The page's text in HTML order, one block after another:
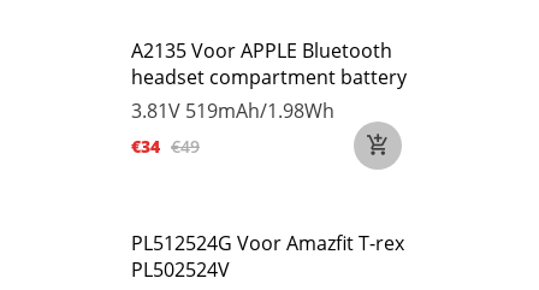
A2135 Voor APPLE Bluetooth
headset compartment battery
3.81V 519mAh/1.98Wh
€34 €49
PL512524G Voor Amazfit T-rex
PL502524V